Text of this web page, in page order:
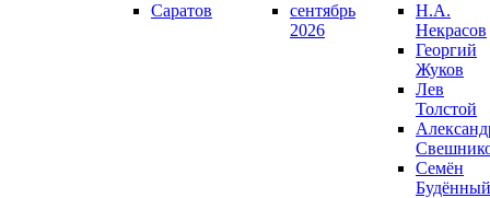
Саратов
сентябрь
2026
Н.А.
Некрасов
Георгий
Жуков
Лев
Толстой
Семён
Будённый